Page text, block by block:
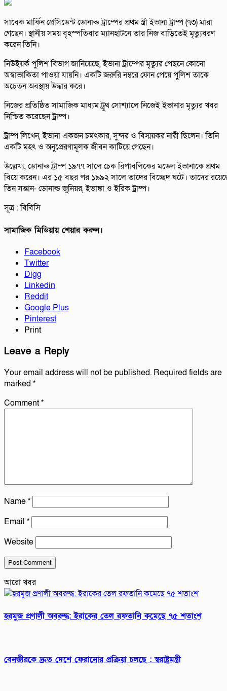
সাবেক মার্কিন প্রেসিডেন্ট ডোনাল্ড ট্রাম্পের প্রথম স্ত্রী ইভানা ট্রাম্প (৭৩) মারা
গেছেন। স্থানীয় সময় বৃহস্পতিবার ম্যানহাটনে তার নিজ বাড়িতেই মৃত্যুবরণ
করেন তিনি।
নিউইয়র্ক পুলিশ বিভাগ জানিয়েছে, ইভানা ট্রাম্পের মৃত্যুর পেছনে কোনো
অস্বাভাকিতা পাওয়া যায়নি। একটি জরুরি নম্বরে ফোন পেয়ে পুলিশ তাকে
অচেতন অবস্থায় উদ্ধার করে।
নিজের প্রতিষ্ঠিত সামাজিক মাধ্যম ট্রুথ সোশ্যালে নিজেই ইভানার মৃত্যুর খবর
নিশ্চিত করেছেন ট্রাম্প।
ট্রাম্প লিখেন, ইভানা একজন চমৎকার, সুন্দর ও বিস্ময়কর নারী ছিলেন। তিনি
একটি মহৎ ও অনুপ্রেরণামূলক জীবন কাটিয়ে গেছেন।
উল্লেখ্য, ডোনাল্ড ট্রাম্প ১৯৭৭ সালে চেক রিপাবলিকের মডেল ইভানাকে প্রথম
বিয়ে করেন। এর ১৫ বছর পর ১৯৯২ সালে তাদের বিচ্ছেদ ঘটে। তাদের
তিন সন্তান- ডোনাল্ড জুনিয়র, ইভাঙ্কা ও ইরিক ট্রাম্প।
সূত্র : বিবিসি
সামাজিক মিডিয়ায় শেয়ার করুন।
Facebook
Twitter
Digg
Linkedin
Reddit
Google Plus
Pinterest
Print
Leave a Reply
Your email address will not be published. Required fields are
marked *
Comment*
Name*
Email *
Website
আরো খবর
হরমুজ প্রণালী অবরুদ্ধ: ইরাকের তেল রফতানি কমেছে ৭৫ শতাংশ
বেনজীরকে দ্রুত দেশে ফেরানোর প্রক্রিয়া চলছে : স্বরাষ্ট্রমন্ত্রী